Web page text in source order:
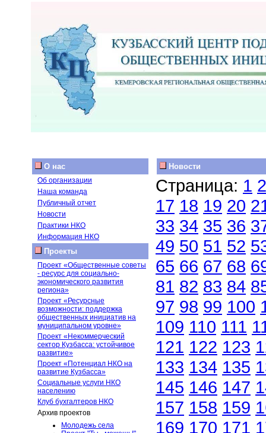
О нас
Об организации
Наша команда
Публичный отчет
Новости
Практики НКО
Информация НКО
Проекты
Проект «Общественные советы
- ресурс для социально-
экономического развития
региона»
Проект «Ресурсные
возможности: поддержка
общественных инициатив на
муниципальном уровне»
Проект «Некоммерческий
сектор Кузбасса: устойчивое
развитие»
Проект «Потенциал НКО на
развитие Кузбасса»
Социальные услуги НКО
населению
Клуб бухгалтеров НКО
Архив проектов
Молодежь села
Новости
Страница: 1 2
17 18 19 20
33 34 35 36
49 50 51 52
65 66 67 68
81 82 83 84
97 98 99 100
109 110 111
121 122 123
133 134 135
145 146 147
157 158 159
169 170 171